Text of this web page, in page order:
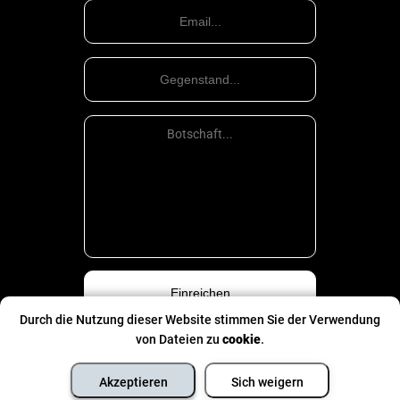
Datenschutzpolitik
©Alle Rechte sind eingeklemmt- 2026
Durch die Nutzung dieser Website stimmen Sie der Verwendung
von Dateien zu cookie.
Akzeptieren Sich weigern